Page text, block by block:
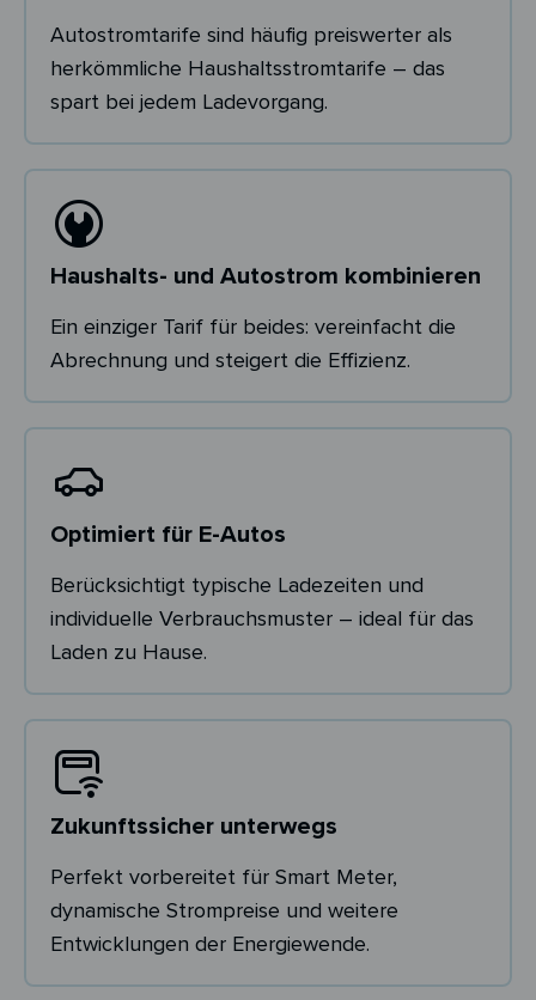
Autostromtarife sind häufig preiswerter als
herkömmliche Haushaltsstromtarife – das
spart bei jedem Ladevorgang.
Haushalts- und Autostrom kombinieren
Ein einziger Tarif für beides: vereinfacht die
Abrechnung und steigert die Effizienz.
Optimiert für E-Autos
Berücksichtigt typische Ladezeiten und
individuelle Verbrauchsmuster – ideal für das
Laden zu Hause.
Zukunftssicher unterwegs
Perfekt vorbereitet für Smart Meter,
dynamische Strompreise und weitere
Entwicklungen der Energiewende.